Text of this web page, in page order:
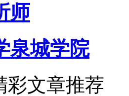
师
泉城学院
彩文章推荐